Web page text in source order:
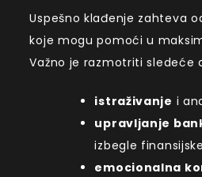
Uspešno klađenje zahteva
koje mogu pomoći u
Važno je razmotriti sledeće
istraživanje i
upravljanje
izbegle
emocionalna